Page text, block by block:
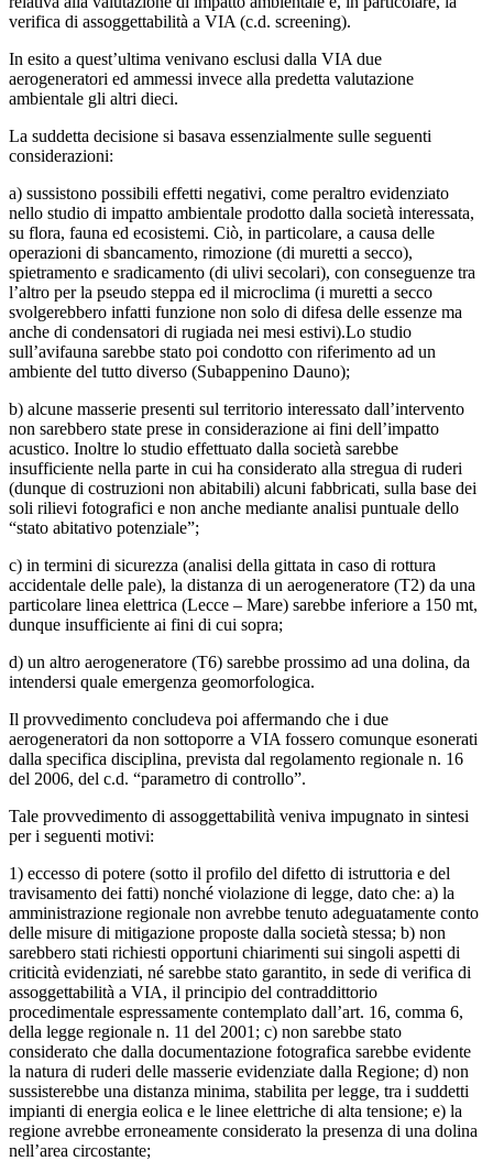
verifica di assoggettabilità a VIA (c.d. screening).
In esito a quest’ultima venivano esclusi dalla VIA due
aerogeneratori ed ammessi invece alla predetta valutazione
ambientale gli altri dieci.
La suddetta decisione si basava essenzialmente sulle seguenti
considerazioni:
a) sussistono possibili effetti negativi, come peraltro evidenziato
nello studio di impatto ambientale prodotto dalla società interessata,
su flora, fauna ed ecosistemi. Ciò, in particolare, a causa delle
operazioni di sbancamento, rimozione (di muretti a secco),
spietramento e sradicamento (di ulivi secolari), con conseguenze tra
l’altro per la pseudo steppa ed il microclima (i muretti a secco
svolgerebbero infatti funzione non solo di difesa delle essenze ma
anche di condensatori di rugiada nei mesi estivi).Lo studio
sull’avifauna sarebbe stato poi condotto con riferimento ad un
ambiente del tutto diverso (Subappenino Dauno);
b) alcune masserie presenti sul territorio interessato dall’intervento
non sarebbero state prese in considerazione ai fini dell’impatto
acustico. Inoltre lo studio effettuato dalla società sarebbe
insufficiente nella parte in cui ha considerato alla stregua di ruderi
(dunque di costruzioni non abitabili) alcuni fabbricati, sulla base dei
soli rilievi fotografici e non anche mediante analisi puntuale dello
“stato abitativo potenziale”;
c) in termini di sicurezza (analisi della gittata in caso di rottura
accidentale delle pale), la distanza di un aerogeneratore (T2) da una
particolare linea elettrica (Lecce – Mare) sarebbe inferiore a 150 mt,
dunque insufficiente ai fini di cui sopra;
d) un altro aerogeneratore (T6) sarebbe prossimo ad una dolina, da
intendersi quale emergenza geomorfologica.
Il provvedimento concludeva poi affermando che i due
aerogeneratori da non sottoporre a VIA fossero comunque esonerati
dalla specifica disciplina, prevista dal regolamento regionale n. 16
del 2006, del c.d. “parametro di controllo”.
Tale provvedimento di assoggettabilità veniva impugnato in sintesi
per i seguenti motivi:
1) eccesso di potere (sotto il profilo del difetto di istruttoria e del
travisamento dei fatti) nonché violazione di legge, dato che: a) la
amministrazione regionale non avrebbe tenuto adeguatamente conto
delle misure di mitigazione proposte dalla società stessa; b) non
sarebbero stati richiesti opportuni chiarimenti sui singoli aspetti di
criticità evidenziati, né sarebbe stato garantito, in sede di verifica di
assoggettabilità a VIA, il principio del contraddittorio
procedimentale espressamente contemplato dall’art. 16, comma 6,
della legge regionale n. 11 del 2001; c) non sarebbe stato
considerato che dalla documentazione fotografica sarebbe evidente
la natura di ruderi delle masserie evidenziate dalla Regione; d) non
sussisterebbe una distanza minima, stabilita per legge, tra i suddetti
impianti di energia eolica e le linee elettriche di alta tensione; e) la
regione avrebbe erroneamente considerato la presenza di una dolina
nell’area circostante;